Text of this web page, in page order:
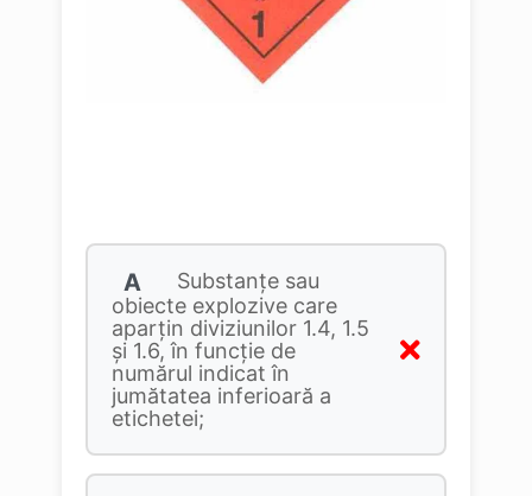
A
Substanțe sau
obiecte explozive care
aparțin diviziunilor 1.4, 1.5
și 1.6, în funcție de
numărul indicat în
jumătatea inferioară a
etichetei;